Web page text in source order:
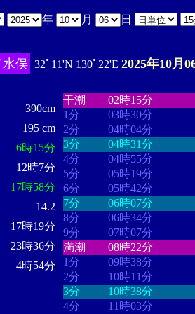
年 月 日
水俣 32ﾟ11'N 130ﾟ22'E 2025年10月
390cm
195 cm
6時15分
12時7分
17時58分
14.2
17時19分
23時36分
4時54分
干潮
02時15分
1分
03時30分
2分
04時04分
3分
04時31分
4分
04時55分
5分
05時19分
6分
05時42分
7分
06時07分
8分
06時34分
9分
07時07分
満潮
08時22分
1分
09時38分
2分
10時11分
3分
10時38分
4分
11時03分